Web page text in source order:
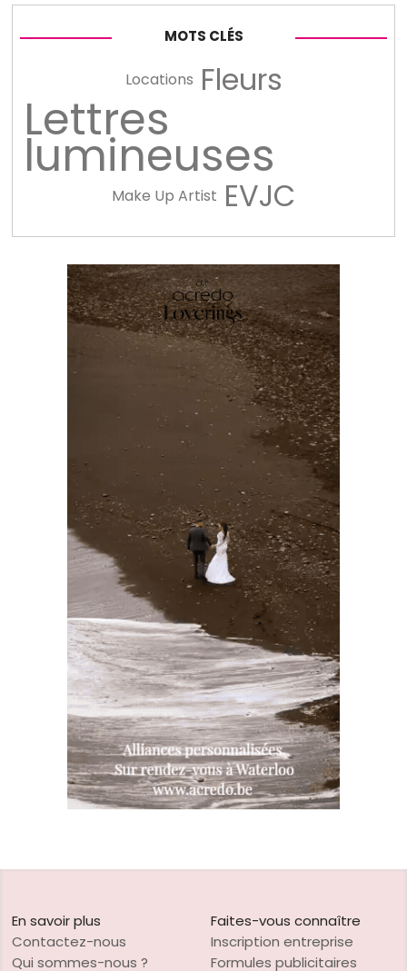
MOTS CLÉS
Locations Fleurs
Lettres
lumineuses
Make Up Artist EVJC
En savoir plus
Contactez-nous
Qui sommes-nous ?
Faites-vous connaître
Inscription entreprise
Formules publicitaires